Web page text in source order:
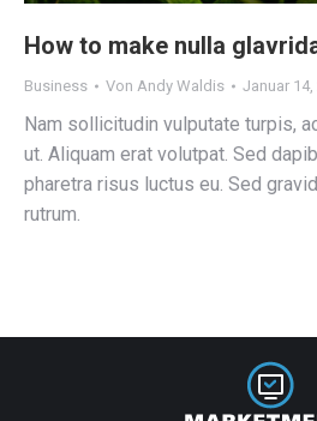
How to make nulla
Business Von Andy Waldis Januar 14,
Nam sollicitudin vulputate turpis,
ut. Aliquam erat volutpat. Sed
pharetra risus luctus eu. Sed
rutrum.